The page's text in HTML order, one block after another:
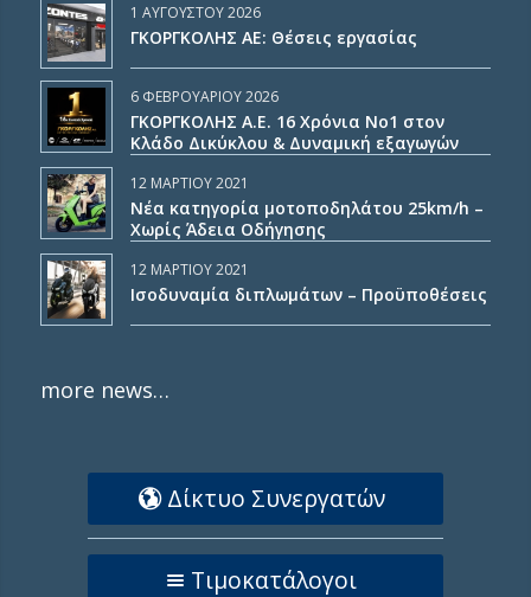
1 ΑΥΓΟΎΣΤΟΥ 2026
ΓΚΟΡΓΚΟΛΗΣ ΑΕ: Θέσεις εργασίας
6 ΦΕΒΡΟΥΑΡΊΟΥ 2026
ΓΚΟΡΓΚΟΛΗΣ Α.Ε. 16 Χρόνια Νο1 στον
Κλάδο Δικύκλου & Δυναμική εξαγωγών
12 ΜΑΡΤΊΟΥ 2021
Νέα κατηγορία μοτοποδηλάτου 25km/h –
Χωρίς Άδεια Οδήγησης
12 ΜΑΡΤΊΟΥ 2021
Ισοδυναμία διπλωμάτων – Προϋποθέσεις
more news…
Δίκτυο Συνεργατών
Τιμοκατάλογοι